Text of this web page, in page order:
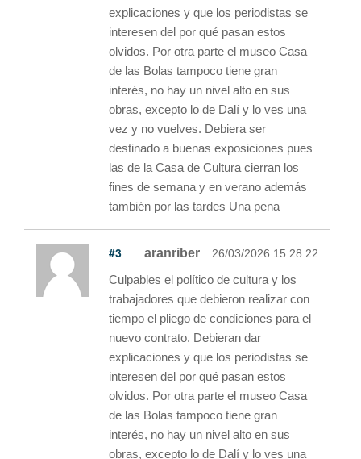
explicaciones y que los periodistas se
interesen del por qué pasan estos
olvidos. Por otra parte el museo Casa
de las Bolas tampoco tiene gran
interés, no hay un nivel alto en sus
obras, excepto lo de Dalí y lo ves una
vez y no vuelves. Debiera ser
destinado a buenas exposiciones pues
las de la Casa de Cultura cierran los
fines de semana y en verano además
también por las tardes Una pena
#3 aranriber 26/03/2026 15:28:22
Culpables el político de cultura y los
trabajadores que debieron realizar con
tiempo el pliego de condiciones para el
nuevo contrato. Debieran dar
explicaciones y que los periodistas se
interesen del por qué pasan estos
olvidos. Por otra parte el museo Casa
de las Bolas tampoco tiene gran
interés, no hay un nivel alto en sus
obras, excepto lo de Dalí y lo ves una